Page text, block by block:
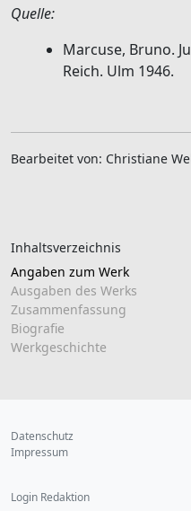
Quelle:
Marcuse, Bruno.
Reich. Ulm 1946.
Bearbeitet von: Christiane
Inhaltsverzeichnis
Angaben zum Werk
Ausgaben des Werks
Zusammenfassung
Biografie
Werkgeschichte
Datenschutz
Impressum
Login Redaktion